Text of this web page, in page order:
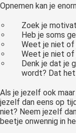
Opnemen kan je
Zoek je
Heb je soms
Weet je niet
Weet je niet of
Denk je dat je
wordt? Dat het
Als je jezelf ook
jezelf dan eens op
niet? Neem jezelf
beetje onwennig in
Hierdoor